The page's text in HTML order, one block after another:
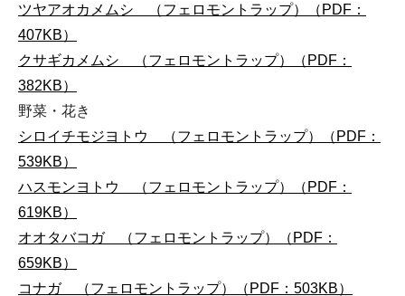
ツヤアオカメムシ （フェロモントラップ）（PDF：
407KB）
クサギカメムシ （フェロモントラップ）（PDF：
382KB）
野菜・花き
シロイチモジヨトウ （フェロモントラップ）（PDF：
539KB）
ハスモンヨトウ （フェロモントラップ）（PDF：
619KB）
オオタバコガ （フェロモントラップ）（PDF：
659KB）
コナガ （フェロモントラップ）（PDF：503KB）